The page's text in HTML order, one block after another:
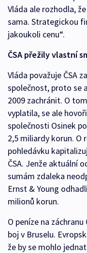
Vláda ale rozhodla,
sama. Strategickou
jakoukoli cenu“.
ČSA přežily vlastní
Vláda považuje ČSA
společnost, proto se
2009 zachránit. O
vyplatila, se ale
společnosti Osinek
2,5 miliardy korun. O
pohledávku
ČSA. Jenže aktuální
sumám zdaleka
Ernst & Young
milionů korun.
O peníze na
boj v Bruselu.
že by se mohlo